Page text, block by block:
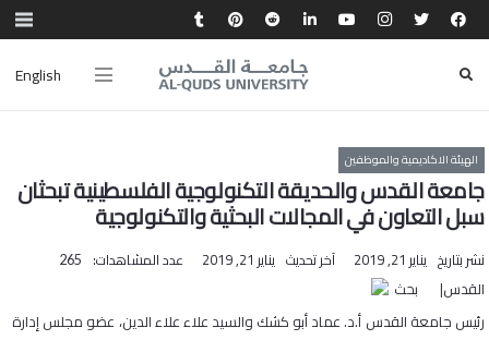
English
الهيئة الاكاديمية والموظفين
جامعة القدس والحديقة التكنولوجية الفلسطينية تبحثان
سبل التعاون في المجالات البحثية والتكنولوجية
نشر بتاريخ يناير 21, 2019 آخر تحديث يناير 21, 2019 عدد المشاهدات: 265
القدس| بحث
رئيس جامعة القدس أ.د. عماد أبو كشك والسيد علاء علاء الدين، عضو مجلس إدارة